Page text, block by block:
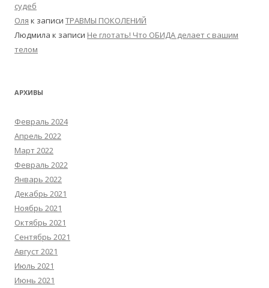
судеб
Оля к записи ТРАВМЫ ПОКОЛЕНИЙ
Людмила к записи Не глотать! Что ОБИДА делает с вашим
телом
АРХИВЫ
Февраль 2024
Апрель 2022
Март 2022
Февраль 2022
Январь 2022
Декабрь 2021
Ноябрь 2021
Октябрь 2021
Сентябрь 2021
Август 2021
Июль 2021
Июнь 2021